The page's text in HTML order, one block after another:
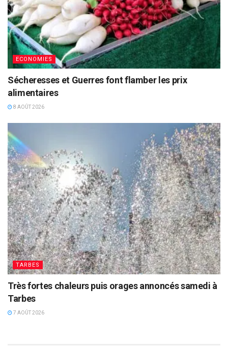
ECONOMIES
Sécheresses et Guerres font flamber les prix
alimentaires
8 AOÛT 2026
TARBES
Très fortes chaleurs puis orages annoncés samedi à
Tarbes
7 AOÛT 2026